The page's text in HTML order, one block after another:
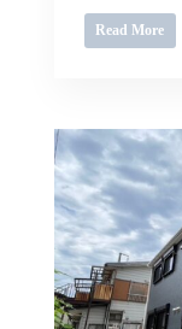
Read More